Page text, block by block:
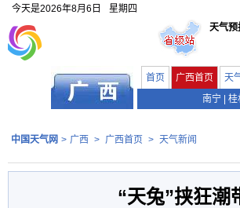
今天是2026年8月6日
星期四
天气预
首页 广西首页 天
南宁
桂
中国天气网 > 广西 > 广西首页 > 天气新闻
“天兔”挟狂潮